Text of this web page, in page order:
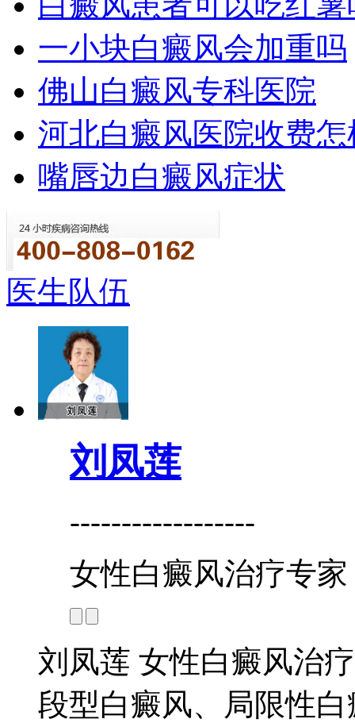
一小块白癜风会加重吗
佛山白癜风专科医院
河北白癜风医院收费怎
嘴唇边白癜风症状
医生队伍
刘凤莲
------------------
女性白癜风治疗专家
刘凤莲 女性白癜风治
段型白癜风、局限性